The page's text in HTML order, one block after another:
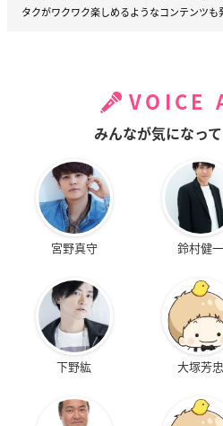
気だが、意外と細かい性格。
ライバルである七ヶ浜からはゴリ
呼ばれている。
小西克幸さんコメント
Q1.本作の印象を教えていただ
本気で男子新体操に打ち込んでい
青春がつまってます。
Q2.演じるキャラクターの印象
えていただけますでしょうか。
常勝チームのキャプテン。
とてもキャプテンシーのある人物
のようでして、彼とのやりとりは
タクがワクワク楽しめるようなコンテンツも
VOICE
みんなが気になっ
宮野真守 鈴村健一
下野紘 大塚芳忠